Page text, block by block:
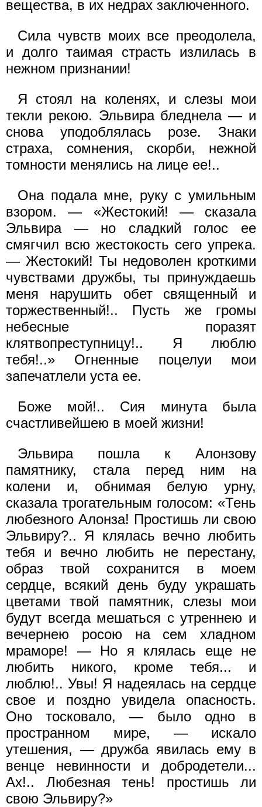
вещества, в их недрах заключенного.
Сила чувств моих все преодолела,
и долго таимая страсть излилась в
нежном признании!
Я стоял на коленях, и слезы мои
текли рекою. Эльвира бледнела — и
снова уподоблялась розе. Знаки
страха, сомнения, скорби, нежной
томности менялись на лице ее!..
Она подала мне, руку с умильным
взором. — «Жестокий! — сказала
Эльвира — но сладкий голос ее
смягчил всю жестокость сего упрека.
— Жестокий! Ты недоволен кроткими
чувствами дружбы, ты принуждаешь
меня нарушить обет священный и
торжественный!.. Пусть же громы
небесные поразят
клятвопреступницу!.. Я люблю
тебя!..» Огненные поцелуи мои
запечатлели уста ее.
Боже мой!.. Сия минута была
счастливейшею в моей жизни!
Эльвира пошла к Алонзову
памятнику, стала перед ним на
колени и, обнимая белую урну,
сказала трогательным голосом: «Тень
любезного Алонза! Простишь ли свою
Эльвиру?.. Я клялась вечно любить
тебя и вечно любить не перестану,
образ твой сохранится в моем
сердце, всякий день буду украшать
цветами твой памятник, слезы мои
будут всегда мешаться с утреннею и
вечернею росою на сем хладном
мраморе! — Но я клялась еще не
любить никого, кроме тебя... и
люблю!.. Увы! Я надеялась на сердце
свое и поздно увидела опасность.
Оно тосковало, — было одно в
пространном мире, — искало
утешения, — дружба явилась ему в
венце невинности и добродетели...
Ах!.. Любезная тень! простишь ли
свою Эльвиру?»